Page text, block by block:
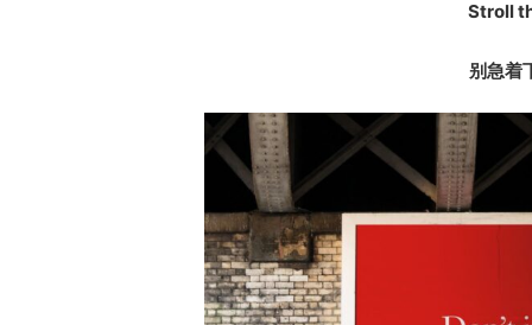
Stroll
别急着